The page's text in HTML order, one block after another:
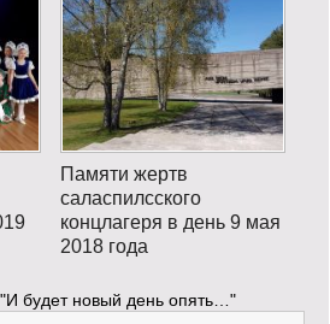
Памяти жертв
саласпилсского
концлагеря в день 9 мая
2018 года
"И будет новый день опять…"